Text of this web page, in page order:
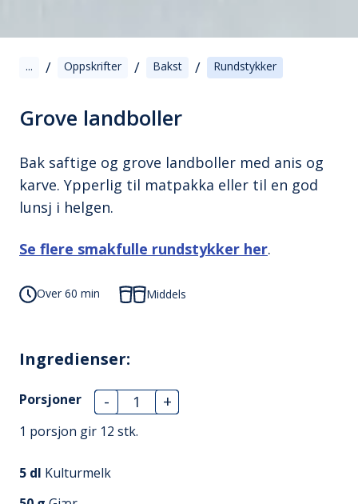
... / Oppskrifter / Bakst / Rundstykker
Grove landboller
Bak saftige og grove landboller med anis og
karve. Ypperlig til matpakka eller til en god
lunsj i helgen.
Se flere smakfulle rundstykker her.
Over 60 min Middels
Ingredienser:
Porsjoner - +
1 porsjon gir 12 stk.
5 dl Kulturmelk